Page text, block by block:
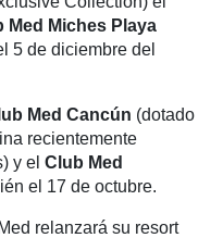
Med Miches Playa
5 de diciembre del
Med Cancún (dotado
recientemente
y el Club Med
el 17 de octubre.
relanzará su resort